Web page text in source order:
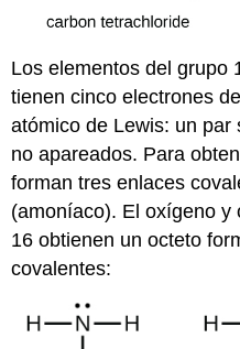
Los elementos del grupo
tienen cinco electrones
atómico de Lewis: un
no apareados. Para
forman tres enlaces
(amoníaco). El oxígeno y
16 obtienen un octeto
covalentes: